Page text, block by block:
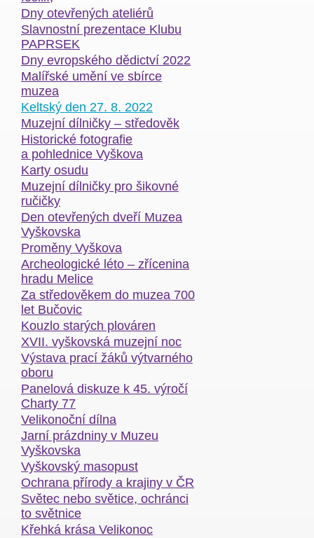
Dny otevřených ateliérů
Slavnostní prezentace Klubu
PAPRSEK
Dny evropského dědictví 2022
Malířské umění ve sbírce
muzea
Keltský den 27. 8. 2022
Muzejní dílničky – středověk
Historické fotografie
a pohlednice Vyškova
Karty osudu
Muzejní dílničky pro šikovné
ručičky
Den otevřených dveří Muzea
Vyškovska
Proměny Vyškova
Archeologické léto – zřícenina
hradu Melice
Za středověkem do muzea 700
let Bučovic
Kouzlo starých plováren
XVII. vyškovská muzejní noc
Výstava prací žáků výtvarného
oboru
Panelová diskuze k 45. výročí
Charty 77
Velikonoční dílna
Jarní prázdniny v Muzeu
Vyškovska
Vyškovský masopust
Ochrana přírody a krajiny v ČR
Světec nebo světice, ochránci
to světnice
Křehká krása Velikonoc